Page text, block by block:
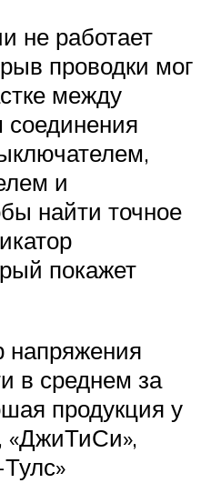
не работает
проводки мог
между
соединения
и
найти точное
покажет
напряжения
в среднем за
продукция у